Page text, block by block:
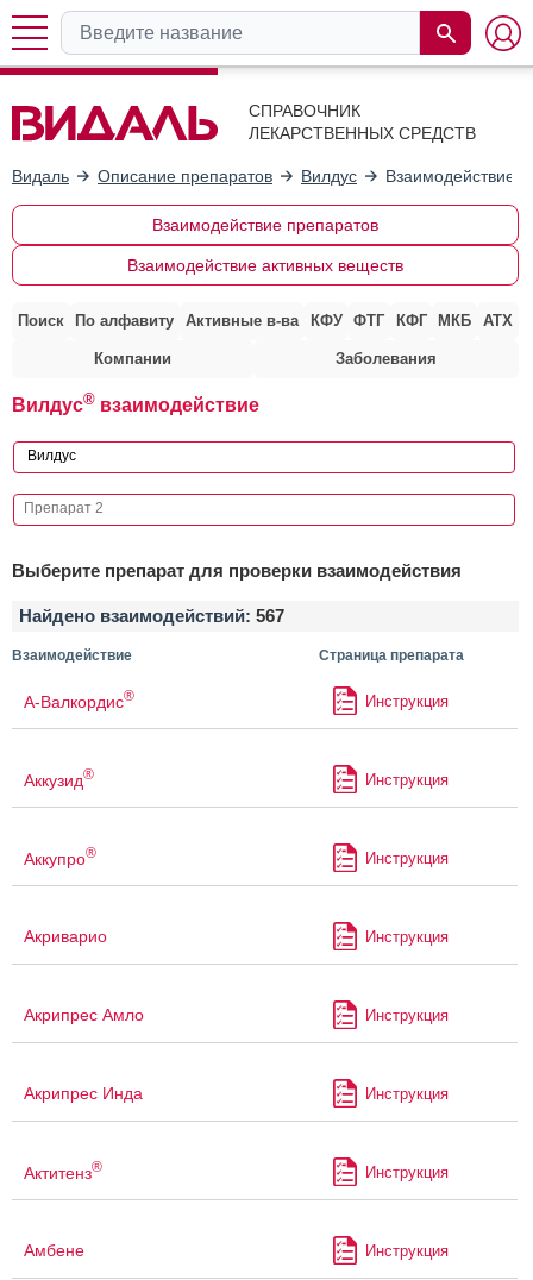
СПРАВОЧНИК
ЛЕКАРСТВЕННЫХ СРЕДСТВ
Видаль Описание препаратов Вилдус Взаимодействие
Взаимодействие препаратов
Взаимодействие активных веществ
Поиск По алфавиту Активные в-ва КФУ ФТГ КФГ МКБ АТХ
Компании Заболевания
Вилдус® взаимодействие
Выберите препарат для проверки взаимодействия
Найдено взаимодействий: 567
Взаимодействие Страница препарата
А-Валкордис® Инструкция
Аккузид® Инструкция
Аккупро® Инструкция
Акриварио Инструкция
Акрипрес Амло Инструкция
Акрипрес Инда Инструкция
Актитенз® Инструкция
Амбене Инструкция